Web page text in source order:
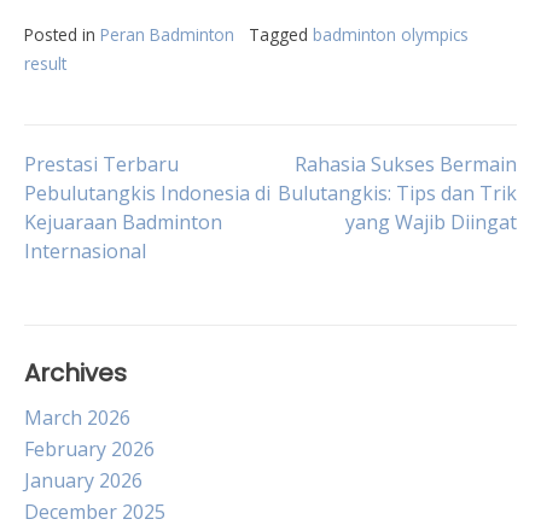
Posted in Peran Badminton Tagged badminton olympics
result
Post
navigation
Prestasi Terbaru
Pebulutangkis Indonesia di
Kejuaraan Badminton
Internasional
Rahasia Sukses Bermain
Bulutangkis: Tips dan Trik
yang Wajib Diingat
Archives
March 2026
February 2026
January 2026
December 2025